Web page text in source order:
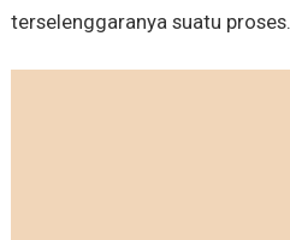
terselenggaranya suatu proses.